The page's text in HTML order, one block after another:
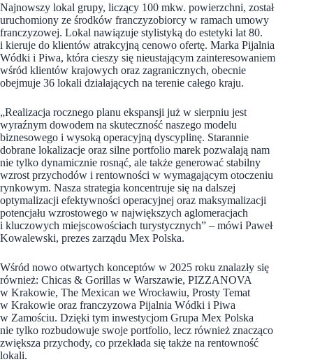
Najnowszy lokal grupy, liczący 100 mkw. powierzchni, został
uruchomiony ze środków franczyzobiorcy w ramach umowy
franczyzowej. Lokal nawiązuje stylistyką do estetyki lat 80.
i kieruje do klientów atrakcyjną cenowo ofertę. Marka Pijalnia
Wódki i Piwa, która cieszy się nieustającym zainteresowaniem
wśród klientów krajowych oraz zagranicznych, obecnie
obejmuje 36 lokali działających na terenie całego kraju.
„Realizacja rocznego planu ekspansji już w sierpniu jest
wyraźnym dowodem na skuteczność naszego modelu
biznesowego i wysoką operacyjną dyscyplinę. Starannie
dobrane lokalizacje oraz silne portfolio marek pozwalają nam
nie tylko dynamicznie rosnąć, ale także generować stabilny
wzrost przychodów i rentowności w wymagającym otoczeniu
rynkowym. Nasza strategia koncentruje się na dalszej
optymalizacji efektywności operacyjnej oraz maksymalizacji
potencjału wzrostowego w największych aglomeracjach
i kluczowych miejscowościach turystycznych” – mówi Paweł
Kowalewski, prezes zarządu Mex Polska.
Wśród nowo otwartych konceptów w 2025 roku znalazły się
również: Chicas & Gorillas w Warszawie, PIZZANOVA
w Krakowie, The Mexican we Wrocławiu, Prosty Temat
w Krakowie oraz franczyzowa Pijalnia Wódki i Piwa
w Zamościu. Dzięki tym inwestycjom Grupa Mex Polska
nie tylko rozbudowuje swoje portfolio, lecz również znacząco
zwiększa przychody, co przekłada się także na rentowność
lokali.